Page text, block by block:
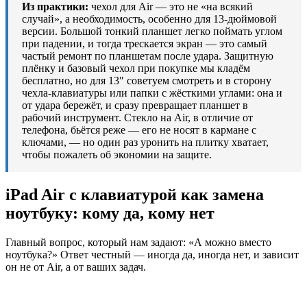
Из практики: чехол для Air — это не «на всякий
случай», а необходимость, особенно для 13-дюймовой
версии. Большой тонкий планшет легко поймать углом
при падении, и тогда трескается экран — это самый
частый ремонт по планшетам после удара. Защитную
плёнку и базовый чехол при покупке мы кладём
бесплатно, но для 13″ советуем смотреть и в сторону
чехла-клавиатуры или папки с жёсткими углами: она и
от удара бережёт, и сразу превращает планшет в
рабочий инструмент. Стекло на Air, в отличие от
телефона, бьётся реже — его не носят в кармане с
ключами, — но один раз уронить на плитку хватает,
чтобы пожалеть об экономии на защите.
iPad Air с клавиатурой как замена
ноутбуку: кому да, кому нет
Главный вопрос, который нам задают: «А можно вместо
ноутбука?» Ответ честный — иногда да, иногда нет, и зависит
он не от Air, а от ваших задач.